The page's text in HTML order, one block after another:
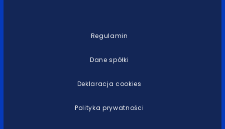
Regulamin
Dane spółki
Deklaracja cookies
Polityka prywatności